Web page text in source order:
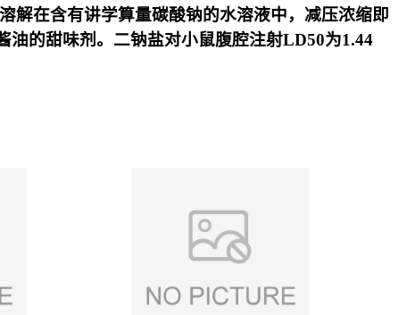
解在含有讲学算量碳酸钠的水溶液中，减压浓缩即
油的甜味剂。二钠盐对小鼠腹腔注射LD50为1.44